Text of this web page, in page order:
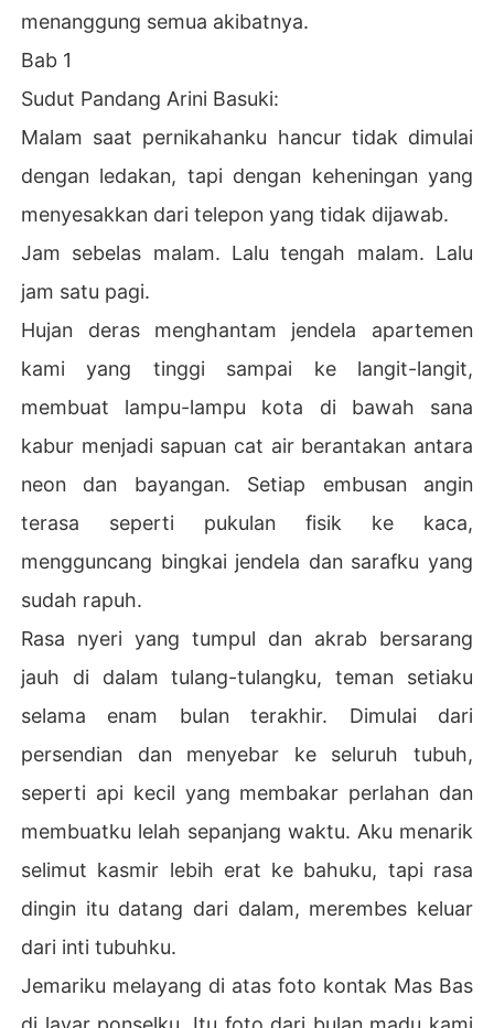
menanggung semua akibatnya.
Bab 1
Sudut Pandang Arini Basuki:
Malam saat pernikahanku hancur tidak dimulai
dengan ledakan, tapi dengan keheningan yang
menyesakkan dari telepon yang tidak dijawab.
Jam sebelas malam. Lalu tengah malam. Lalu
jam satu pagi.
Hujan deras menghantam jendela apartemen
kami yang tinggi sampai ke langit-langit,
membuat lampu-lampu kota di bawah sana
kabur menjadi sapuan cat air berantakan antara
neon dan bayangan. Setiap embusan angin
terasa seperti pukulan fisik ke kaca,
mengguncang bingkai jendela dan sarafku yang
sudah rapuh.
Rasa nyeri yang tumpul dan akrab bersarang
jauh di dalam tulang-tulangku, teman setiaku
selama enam bulan terakhir. Dimulai dari
persendian dan menyebar ke seluruh tubuh,
seperti api kecil yang membakar perlahan dan
membuatku lelah sepanjang waktu. Aku menarik
selimut kasmir lebih erat ke bahuku, tapi rasa
dingin itu datang dari dalam, merembes keluar
dari inti tubuhku.
Jemariku melayang di atas foto kontak Mas Bas